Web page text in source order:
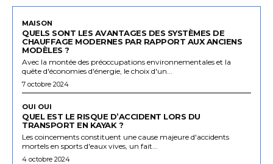
MAISON
QUELS SONT LES AVANTAGES DES SYSTÈMES DE
CHAUFFAGE MODERNES PAR RAPPORT AUX ANCIENS
MODÈLES ?
Avec la montée des préoccupations environnementales et la
quête d'économies d'énergie, le choix d'un...
7 octobre 2024
OUI OUI
QUEL EST LE RISQUE D’ACCIDENT LORS DU
TRANSPORT EN KAYAK ?
Les coincements constituent une cause majeure d'accidents
mortels en sports d'eaux vives, un fait...
4 octobre 2024